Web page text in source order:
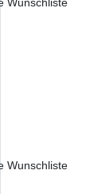
Wunschliste